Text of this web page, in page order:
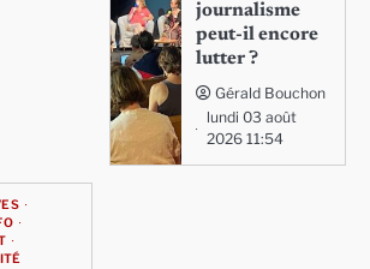
journalisme
peut-il encore
lutter ?
Gérald Bouchon
lundi 03 août
2026 11:54